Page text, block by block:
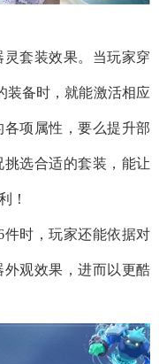
套装效果。当玩家穿
装备时，就能激活相应
项属性，要么提升部
选合适的套装，能让
！
时，玩家还能依据对
观效果，进而以更酷